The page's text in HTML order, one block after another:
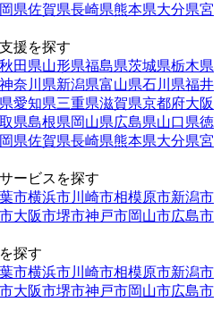
県佐賀県長崎県熊本県大分県宮
援を探す
秋田県山形県福島県茨城県栃木県
神奈川県新潟県富山県石川県福井
愛知県三重県滋賀県京都府大阪
県島根県岡山県広島県山口県徳
県佐賀県長崎県熊本県大分県宮
ービスを探す
市横浜市川崎市相模原市新潟市
大阪市堺市神戸市岡山市広島市
探す
市横浜市川崎市相模原市新潟市
大阪市堺市神戸市岡山市広島市